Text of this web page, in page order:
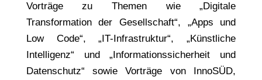
Vorträge zu Themen wie „Digitale
Transformation der Gesellschaft“, „Apps und
Low Code“, „IT-Infrastruktur“, „Künstliche
Intelligenz“ und „Informationssicherheit und
Datenschutz“ sowie Vorträge von InnoSÜD,